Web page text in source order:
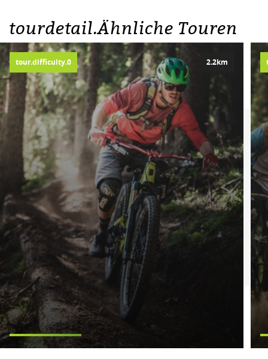
tourdetail.Ähnliche Touren
tour.difficulty.0 2.2km